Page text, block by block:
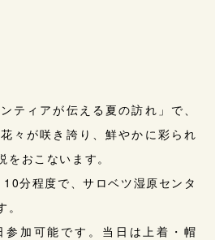
ティアが伝える夏の訪れ」で、
々が咲き誇り、鮮やかに彩られ
おこないます。
分程度で、サロベツ湿原センタ
加可能です。当日は上着・帽